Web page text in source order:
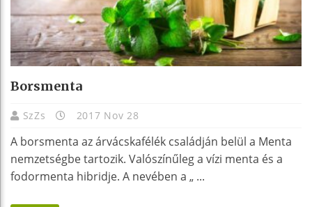
Borsmenta
SzZs 2017 Nov 28
A borsmenta az árvácskafélék családján belül a Menta
nemzetségbe tartozik. Valószínűleg a vízi menta és a
fodormenta hibridje. A nevében a „ ...